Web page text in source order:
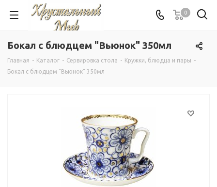
0
Бокал с блюдцем "Вьюнок" 350мл
Главная - Каталог - Сервировка стола - Кружки, блюдца и пары -
Бокал с блюдцем "Вьюнок" 350мл